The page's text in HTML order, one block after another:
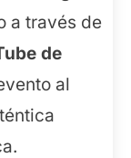
a través de
de
al